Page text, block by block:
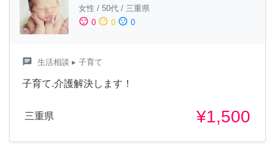
女性 / 50代 / 三重県
sentiment_satisfied 0 sentiment_neutral 0 sentiment_dissatisfied 0
chat 生活相談 ▸ 子育て
子育て.介護解決します！
三重県 ¥1,500